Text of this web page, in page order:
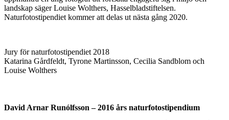
landskap säger Louise Wolthers, Hasselbladstiftelsen.
Naturfotostipendiet kommer att delas ut nästa gång 2020.
Jury för naturfotostipendiet 2018
Katarina Gårdfeldt, Tyrone Martinsson, Cecilia Sandblom och
Louise Wolthers
David Arnar Runólfsson – 2016 års naturfotostipendium